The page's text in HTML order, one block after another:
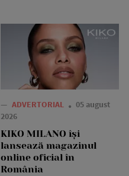
— ADVERTORIAL
05 august
2026
KIKO MILANO își
lansează magazinul
online oficial în
România